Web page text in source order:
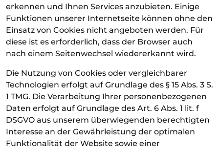
erkennen und Ihnen Services anzubieten. Einige
Funktionen unserer Internetseite können ohne den
Einsatz von Cookies nicht angeboten werden. Für
diese ist es erforderlich, dass der Browser auch
nach einem Seitenwechsel wiedererkannt wird.
Die Nutzung von Cookies oder vergleichbarer
Technologien erfolgt auf Grundlage des § 15 Abs. 3 S.
1 TMG. Die Verarbeitung Ihrer personenbezogenen
Daten erfolgt auf Grundlage des Art. 6 Abs. 1 lit. f
DSGVO aus unserem überwiegenden berechtigten
Interesse an der Gewährleistung der optimalen
Funktionalität der Website sowie einer